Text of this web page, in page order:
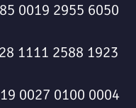
0019 2955 6050
1111 2588 1923
0027 0100 0004